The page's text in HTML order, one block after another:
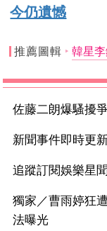
今仍遺憾
推薦圖輯 韓星
佐藤二朗爆騷擾
新聞事件即時更
追蹤訂閱娛樂星
獨家／曹雨婷狂
法曝光